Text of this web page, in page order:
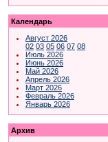
Календарь
Август 2026
02 03 05 06 07 08
Июль 2026
Июнь 2026
Май 2026
Апрель 2026
Март 2026
Февраль 2026
Январь 2026
Архив